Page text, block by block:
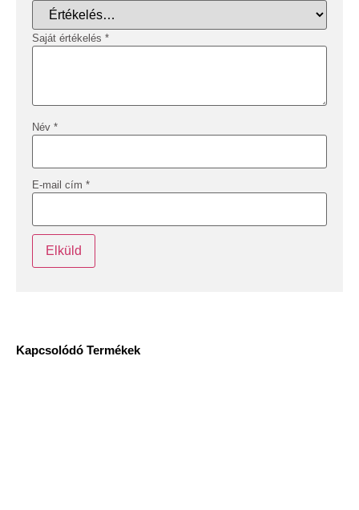
Kapcsolódó Termékek
Saját értékelés *
Név *
E-mail cím *